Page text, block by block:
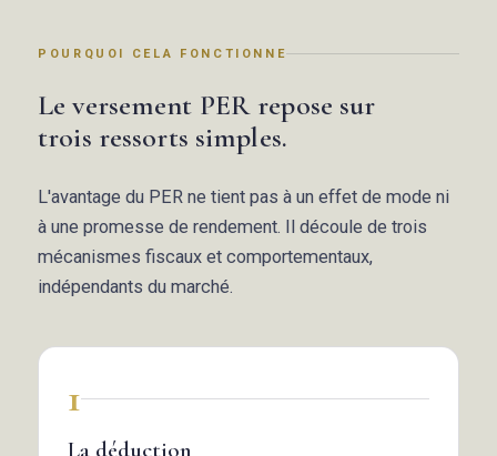
POURQUOI CELA FONCTIONNE
Le versement PER repose sur
trois ressorts simples.
L'avantage du PER ne tient pas à un effet de mode ni
à une promesse de rendement. Il découle de trois
mécanismes fiscaux et comportementaux,
indépendants du marché.
1
La déduction